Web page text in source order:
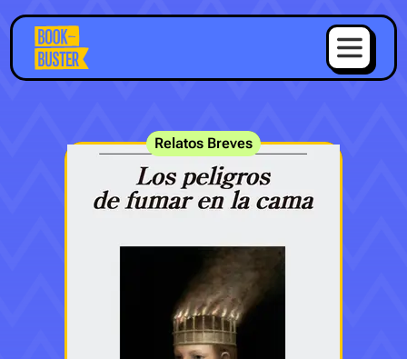
Relatos Breves